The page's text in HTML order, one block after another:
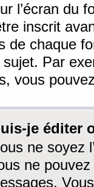
l’écran du
inscrit
de chaque
Par
vous
je éditer
ne soyez
ne